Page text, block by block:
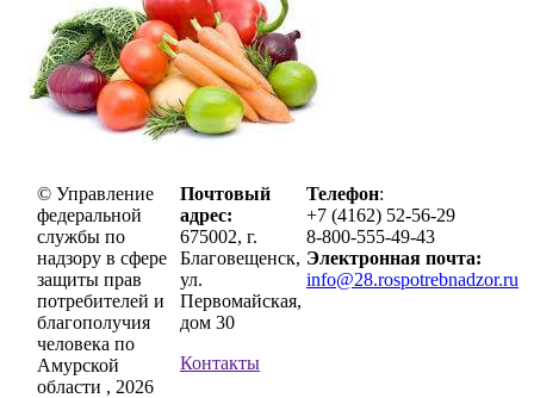
© Управление
федеральной
службы по
надзору в сфере
защиты прав
потребителей и
благополучия
человека по
Амурской
области , 2026
Почтовый
адрес:
675002, г.
Благовещенск,
ул.
Первомайская,
дом 30
Контакты
Телефон:
+7 (4162) 52-56-29
8-800-555-49-43
Электронная почта:
info@28.rospotrebnadzor.ru